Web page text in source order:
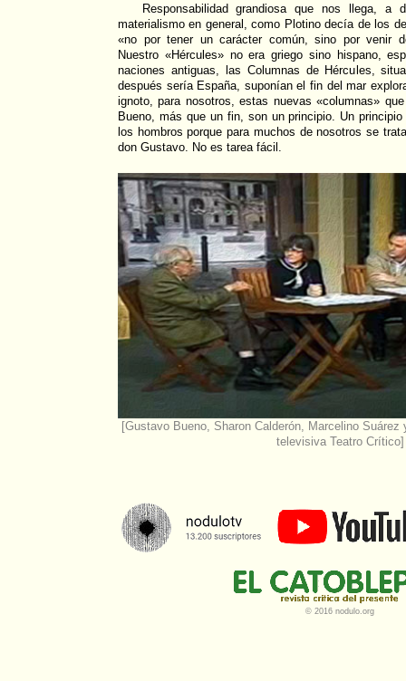
Responsabilidad grandiosa que nos llega, a
materialismo en general, como Plotino decía de los
«no por tener un carácter común, sino por venir
Nuestro «Hércules» no era griego sino hispano,
naciones antiguas, las Columnas de Hércules,
después sería España, suponían el fin del mar
ignoto, para nosotros, estas nuevas «columnas»
Bueno, más que un fin, son un principio. Un
los hombros porque para muchos de nosotros se
don Gustavo. No es tarea fácil.
[Gustavo Bueno, Sharon Calderón, Marcelino
televisiva Teatro Crítico]
© 2016 nodulo.org